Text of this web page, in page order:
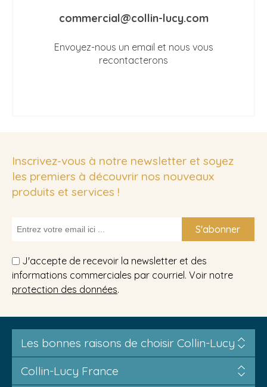
commercial@collin-lucy.com
Envoyez-nous un email et nous vous
recontacterons
Inscrivez-vous à notre newsletter et soyez
les premiers à découvrir nos nouveaux
produits et services !
S'abonner
J'accepte de recevoir la newsletter et des
informations commerciales par courriel. Voir notre
protection des données.
Les bonnes raisons de choisir Collin-Lucy
Collin-Lucy France